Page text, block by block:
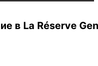
в La Réserve